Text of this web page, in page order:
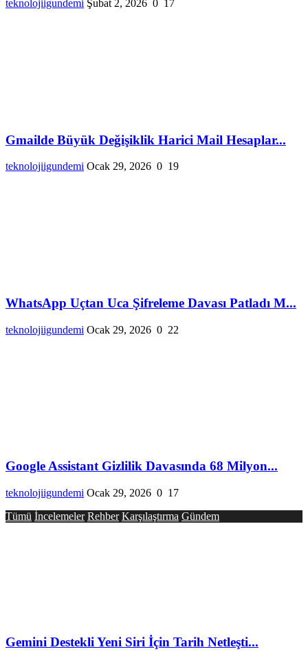
teknolojiigundemi Şubat 2, 2026 0 17
Gmailde Büyük Değişiklik Harici Mail Hesaplar...
teknolojiigundemi Ocak 29, 2026 0 19
WhatsApp Uçtan Uca Şifreleme Davası Patladı M...
teknolojiigundemi Ocak 29, 2026 0 22
Google Assistant Gizlilik Davasında 68 Milyon...
teknolojiigundemi Ocak 29, 2026 0 17
Tümü İncelemeler Rehber Karşılaştırma Gündem
Gemini Destekli Yeni Siri İçin Tarih Netleşti...